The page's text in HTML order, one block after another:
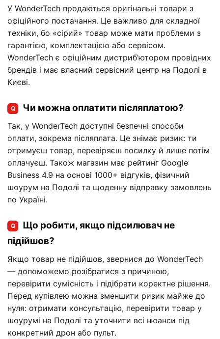
У WonderTech продаються оригінальні товари з
офіційного постачання. Це важливо для складної
техніки, бо «сірий» товар може мати проблеми з
гарантією, комплектацією або сервісом.
WonderTech є офіційним дистриб’ютором провідних
брендів і має власний сервісний центр на Подолі в
Києві.
Q Чи можна оплатити післяплатою?
Так, у WonderTech доступні безпечні способи
оплати, зокрема післяплата. Це знімає ризик: ти
отримуєш товар, перевіряєш посилку й лише потім
оплачуєш. Також магазин має рейтинг Google
Business 4.9 на основі 1000+ відгуків, фізичний
шоурум на Подолі та щоденну відправку замовлень
по Україні.
Q
Що робити, якщо підсилювач не
підійшов?
Якщо товар не підійшов, звернися до WonderTech
— допоможемо розібратися з причиною,
перевірити сумісність і підібрати коректне рішення.
Перед купівлею можна зменшити ризик майже до
нуля: отримати консультацію, перевірити товар у
шоурумі на Подолі та уточнити всі нюанси під
конкретний дрон або пульт.